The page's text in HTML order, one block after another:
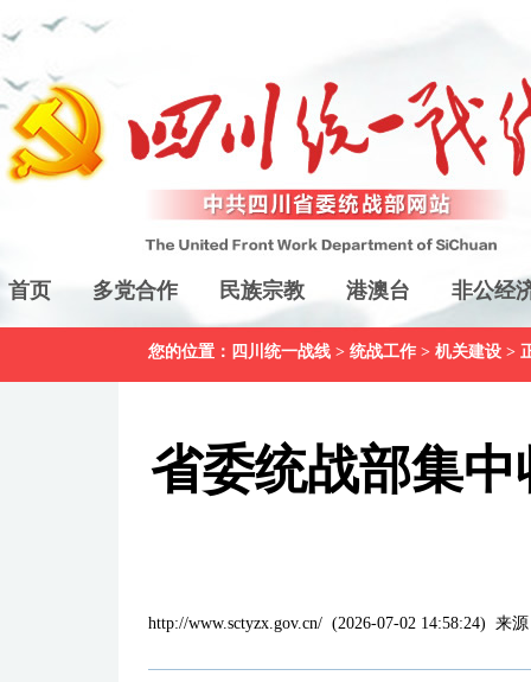
首页 多党合作 民族宗教 港澳台 非公经
您的位置： 四川统一战线 > 统战工作 > 机关建设 >
省委统战部集
http://www.sctyzx.gov.cn/ (2026-07-02 14:58:24) 来